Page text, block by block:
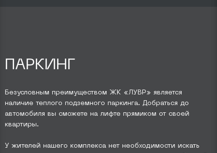
ПАРКИНГ
Безусловным преимуществом ЖК «ЛУВР» является
наличие теплого подземного паркинга. Добраться до
автомобиля вы сможете на лифте прямиком от своей
квартиры.
У жителей нашего комплекса нет необходимости искать